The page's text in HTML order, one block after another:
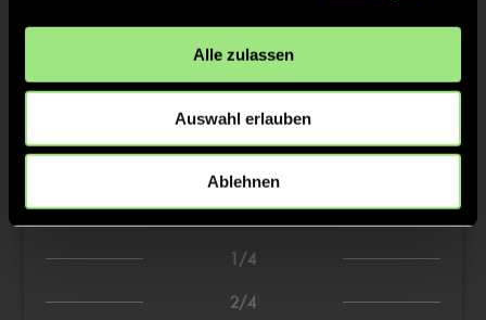
Alle zulassen
Auswahl erlauben
Ablehnen
Lennart
TW = Torwart & ETW = Ersatztorwart, K = Kapitän
Tore & Karten
1/4
2/4